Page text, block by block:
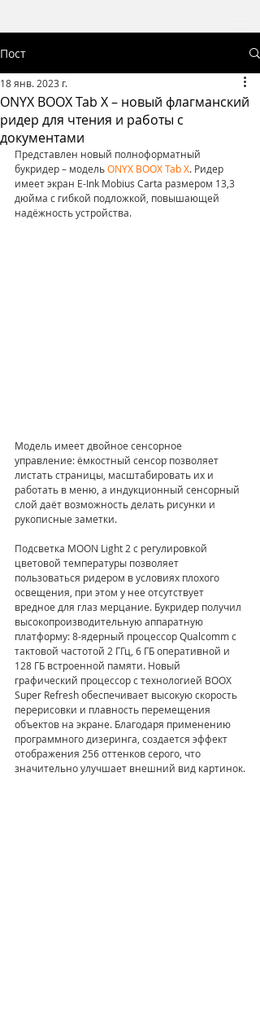
Пост
ONYX BOOX Tab X – новый флагманский
ридер для чтения и работы с
документами
18 янв. 2023 г.
Представлен новый полноформатный
букридер – модель ONYX BOOX Tab X. Ридер
имеет экран E-Ink Mobius Carta размером 13,3
дюйма с гибкой подложкой, повышающей
надёжность устройства.
Модель имеет двойное сенсорное
управление: ёмкостный сенсор позволяет
листать страницы, масштабировать их и
работать в меню, а индукционный сенсорный
слой даёт возможность делать рисунки и
рукописные заметки.
Подсветка MOON Light 2 с регулировкой
цветовой температуры позволяет
пользоваться ридером в условиях плохого
освещения, при этом у нее отсутствует
вредное для глаз мерцание. Букридер получил
высокопроизводительную аппаратную
платформу: 8-ядерный процессор Qualcomm с
тактовой частотой 2 ГГц, 6 ГБ оперативной и
128 ГБ встроенной памяти. Новый
графический процессор с технологией BOOX
Super Refresh обеспечивает высокую скорость
перерисовки и плавность перемещения
объектов на экране. Благодаря применению
программного дизеринга, создается эффект
отображения 256 оттенков серого, что
значительно улучшает внешний вид картинок.